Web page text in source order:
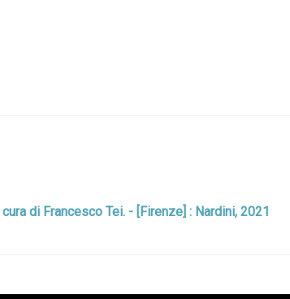
di Francesco Tei. - [Firenze] : Nardini, 2021